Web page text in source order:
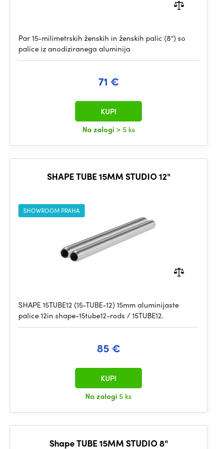
Par 15-milimetrskih ženskih in ženskih palic (8") so
palice iz anodiziranega aluminija
71 €
Na zalogi > 5 ks
KUPI
SHAPE TUBE 15MM STUDIO 12"
SHOWROOM PRAHA
SHAPE 15TUBE12 (15-TUBE-12) 15mm aluminijaste
palice 12in shape-15tube12-rods / 15TUBE12.
85 €
Na zalogi 5 ks
KUPI
Shape TUBE 15MM STUDIO 8"